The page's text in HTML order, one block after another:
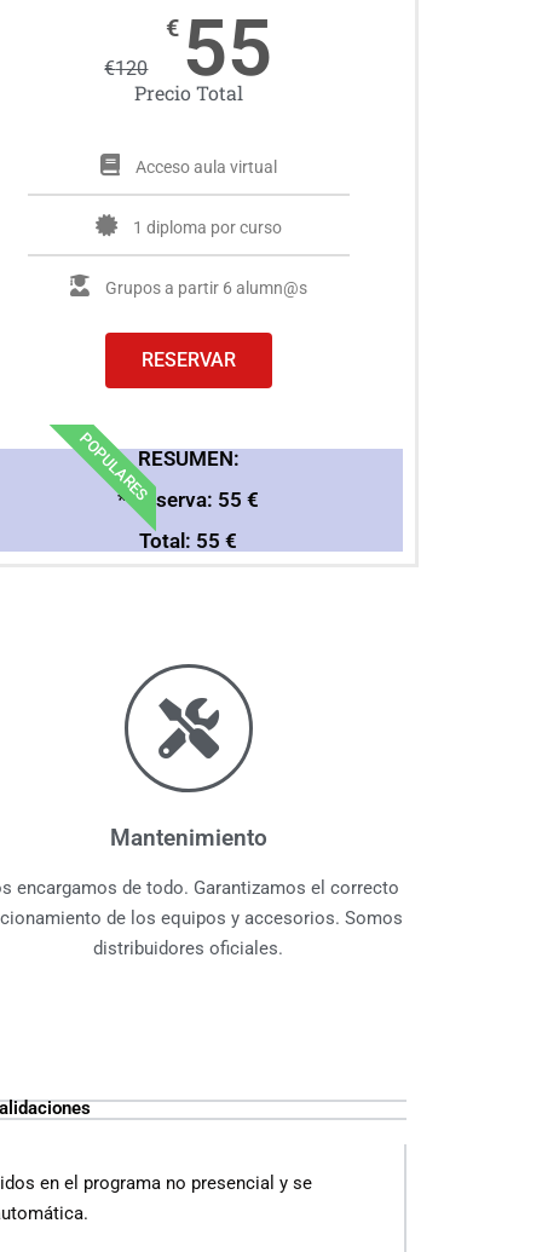
€120
€ 55
Precio Total
Acceso aula virtual
1 diploma por curso
Grupos a partir 6 alumn@s
RESERVAR
POPULARESRESUMEN:
* Reserva: 55 €
Total: 55 €
Mantenimiento
encargamos de todo. Garantizamos el correcto
de los equipos y accesorios. Somos
distribuidores oficiales.
en el programa no presencial y se